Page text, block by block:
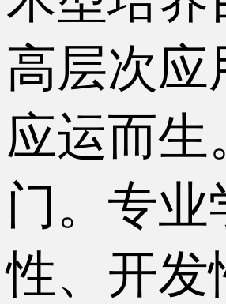
高层次应
应运而
门。专
性、开发